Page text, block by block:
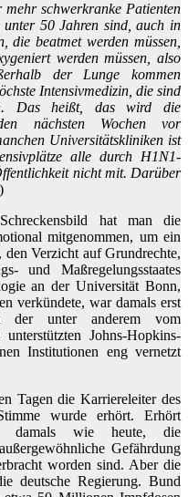
schwerkranke Patienten
50 Jahren sind, auch in
die beatmet werden müssen,
werden müssen, also
der Lunge kommen
Intensivmedizin, die sind
Das heißt, das wird die
nächsten Wochen vor
Universitätskliniken ist
alle durch H1N1-
nicht mit. Darüber
hat man die
mitgenommen, um ein
Verzicht auf Grundrechte,
und Maßregelungsstaates
an der Universität Bonn,
verkündete, war damals erst
der unter anderem vom
Johns-Hopkins-
Institutionen eng vernetzt
Tagen die Karriereleiter des
wurde erhört. Erhört
damals wie heute, die
Gefährdung
worden sind. Aber die
deutsche Regierung. Bund